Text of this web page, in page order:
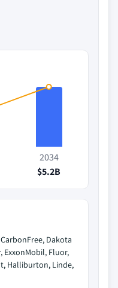
2034
$5.2B
Dakota
ExxonMobil, Fluor,
Halliburton, Linde,